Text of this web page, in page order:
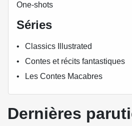
One-shots
Séries
Classics Illustrated
Contes et récits fantastiques
Les Contes Macabres
Dernières